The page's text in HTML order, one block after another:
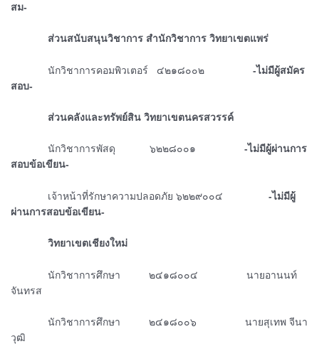
สม-
ᅠᅠᅠᅠส่วนสนับสนุนวิชาการ สำนักวิชาการ วิทยาเขตแพร่
ᅠᅠᅠᅠนักวิชาการคอมพิวเตอร์ ๔๒๑๘๐๐๒ -ไม่มีผู้สมัคร
สอบ-
ᅠᅠᅠᅠส่วนคลังและทรัพย์สิน วิทยาเขตนครสวรรค์
ᅠᅠᅠᅠนักวิชาการพัสดุ ๖๒๒๘๐๐๑ -ไม่มีผู้ผ่านการ
สอบข้อเขียน-
ᅠᅠᅠᅠเจ้าหน้าที่รักษาความปลอดภัย ๖๒๒๙๐๐๔ -ไม่มีผู้
ผ่านการสอบข้อเขียน-
ᅠᅠᅠᅠวิทยาเขตเชียงใหม่
ᅠᅠᅠᅠนักวิชาการศึกษา ๒๔๑๘๐๐๔ นายอานนท์
จันทรส
ᅠᅠᅠᅠนักวิชาการศึกษา ๒๔๑๘๐๐๖ นายสุเทพ จีนา
วุฒิ